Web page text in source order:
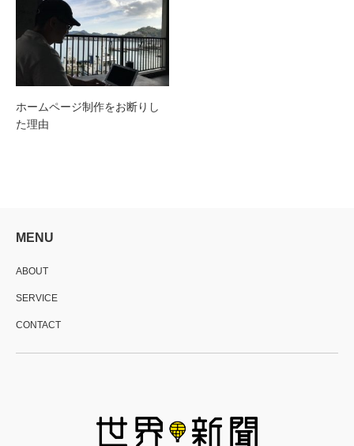
ホームページ制作をお断りし
た理由
MENU
ABOUT
SERVICE
CONTACT